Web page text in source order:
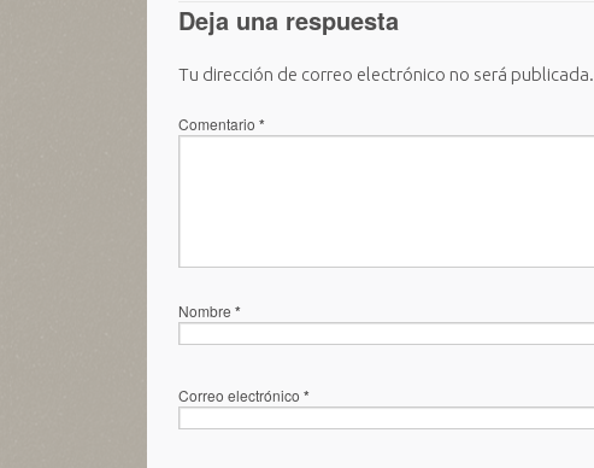
Deja una respuesta
Tu dirección de correo electrónico no será publicada.
Comentario *
Nombre *
Correo electrónico *